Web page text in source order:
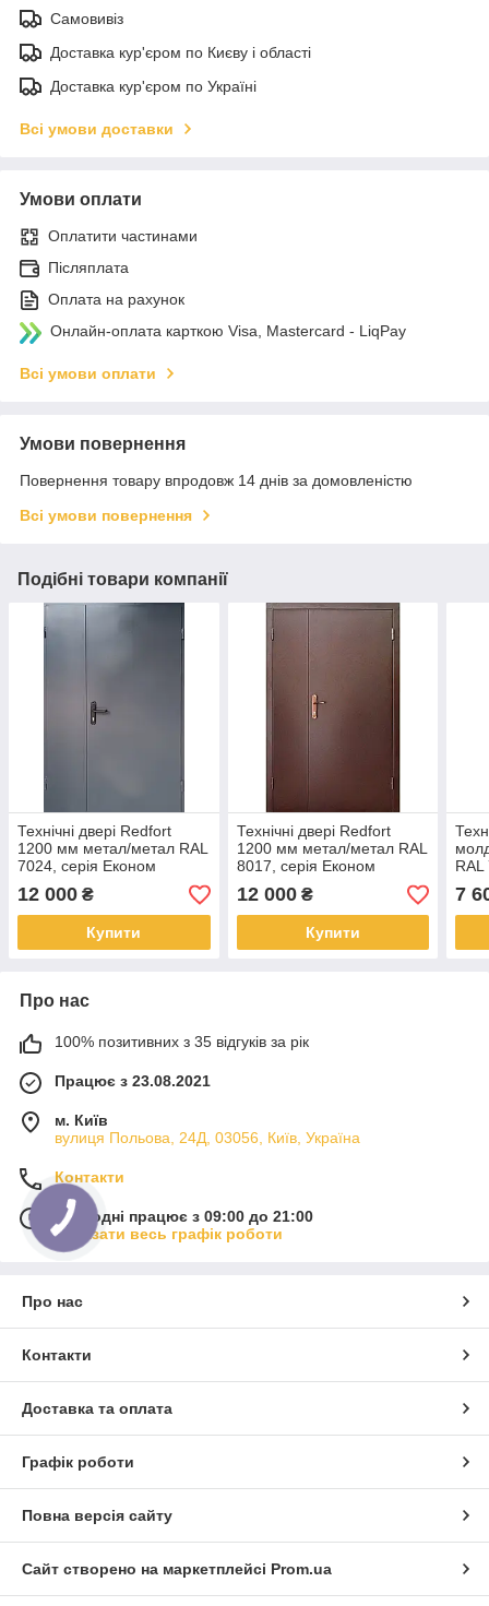
Самовивіз
Доставка кур'єром по Києву і області
Доставка кур'єром по Україні
Всі умови доставки
Умови оплати
Оплатити частинами
Післяплата
Оплата на рахунок
Онлайн-оплата карткою Visa, Mastercard - LiqPay
Всі умови оплати
Умови повернення
Повернення товару впродовж 14 днів за домовленістю
Всі умови повернення
Подібні товари компанії
Технічні двері Redfort
1200 мм метал/метал RAL
7024, серія Економ
12 000 ₴
Купити
Технічні двері Redfort
1200 мм метал/метал RAL
8017, серія Економ
12 000₴
Купити
RAL
7
Про нас
100% позитивних з 35 відгуків за рік
Працює з 23.08.2021
м. Київ
вулиця Польова, 24Д, 03056, Київ, Україна
Контакти
Сьогодні працює з 09:00 до 21:00
Показати весь графік роботи
Про нас
Контакти
Доставка та оплата
Графік роботи
Повна версія сайту
Сайт створено на маркетплейсі Prom.ua